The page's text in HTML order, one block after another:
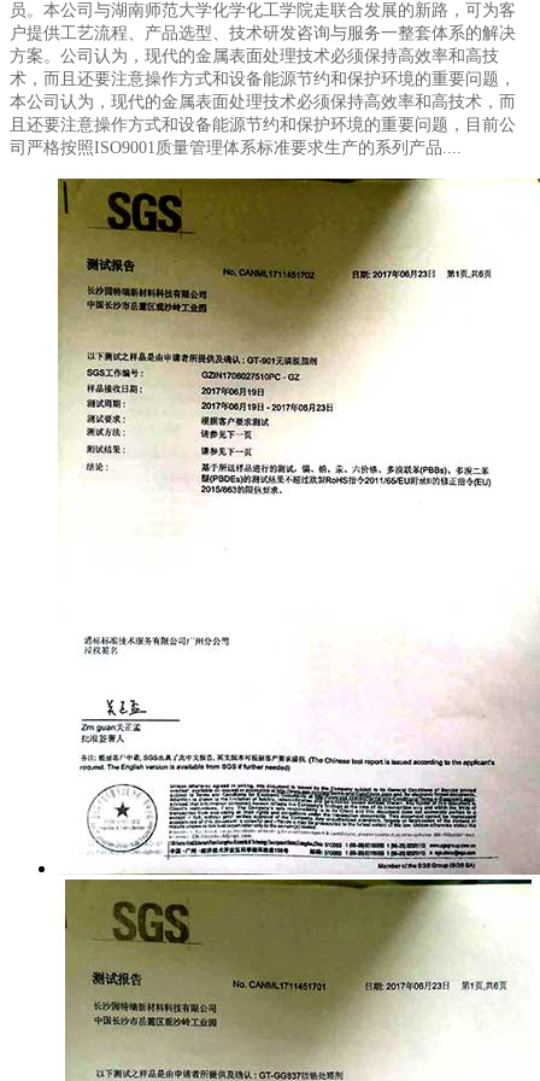
员。本公司与湖南师范大学化学化工学院走联合发展的新路，可为客
户提供工艺流程、产品选型、技术研发咨询与服务一整套体系的解决
方案。公司认为，现代的金属表面处理技术必须保持高效率和高技
术，而且还要注意操作方式和设备能源节约和保护环境的重要问题，
本公司认为，现代的金属表面处理技术必须保持高效率和高技术，而
且还要注意操作方式和设备能源节约和保护环境的重要问题，目前公
司严格按照ISO9001质量管理体系标准要求生产的系列产品....